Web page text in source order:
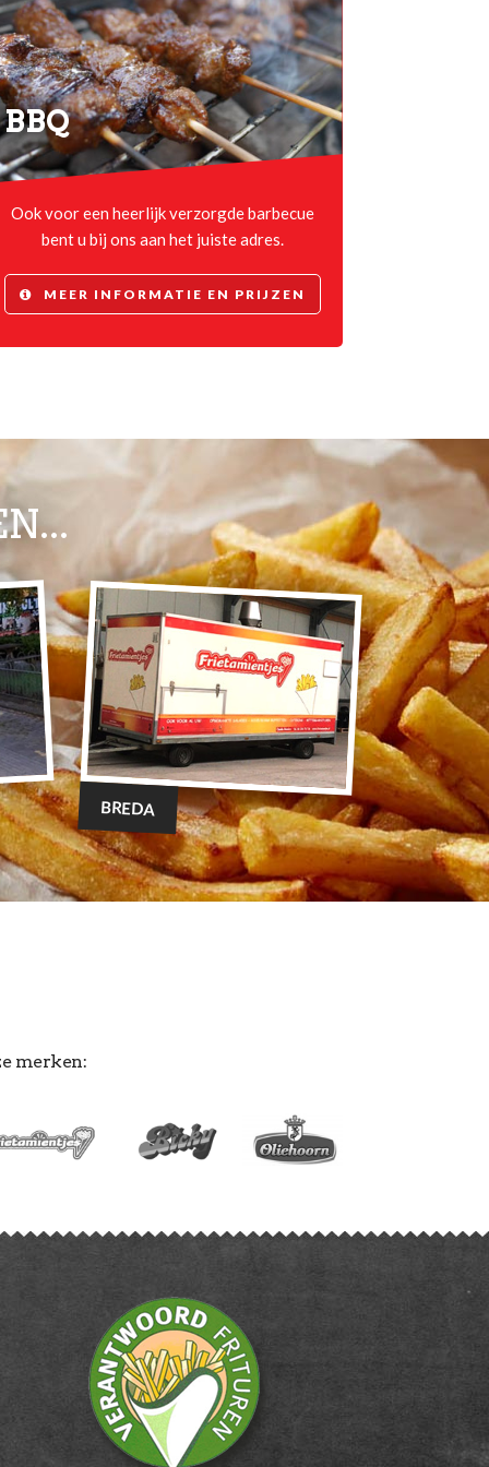
BBQ
Ook voor een heerlijk verzorgde barbecue
bent u bij ons aan het juiste adres.
MEER INFORMATIE EN PRIJZEN
BREDA
merken: